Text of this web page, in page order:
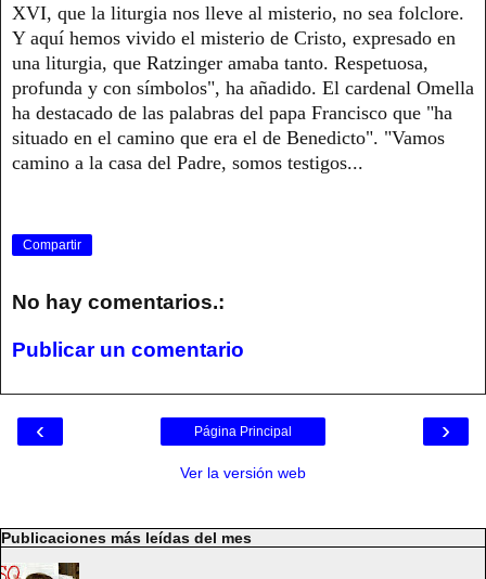
XVI, que la liturgia nos lleve al misterio, no sea folclore.
Y aquí hemos vivido el misterio de Cristo, expresado en
una liturgia, que Ratzinger amaba tanto. Respetuosa,
profunda y con símbolos", ha añadido. El cardenal Omella
ha destacado de las palabras del papa Francisco que "ha
situado en el camino que era el de Benedicto". "Vamos
camino a la casa del Padre, somos testigos...
Compartir
No hay comentarios.:
Publicar un comentario
‹ ›
Página Principal
Ver la versión web
Publicaciones más leídas del mes